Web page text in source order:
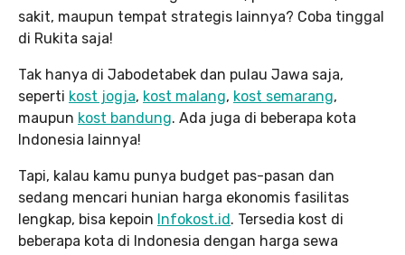
sakit, maupun tempat strategis lainnya? Coba tinggal
di Rukita saja!
Tak hanya di Jabodetabek dan pulau Jawa saja,
seperti kost jogja, kost malang, kost semarang,
maupun kost bandung. Ada juga di beberapa kota
Indonesia lainnya!
Tapi, kalau kamu punya budget pas-pasan dan
sedang mencari hunian harga ekonomis fasilitas
lengkap, bisa kepoin Infokost.id . Tersedia kost di
beberapa kota di Indonesia dengan harga sewa